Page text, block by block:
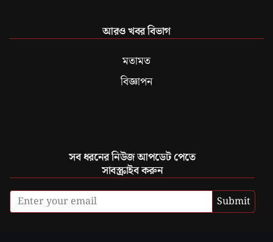
আরও খবর বিভাগ
মতামত
বিজ্ঞাপন
সব ধরনের নিউজ আপডেট পেতে
সাবস্ক্রাইব করুন
Submit